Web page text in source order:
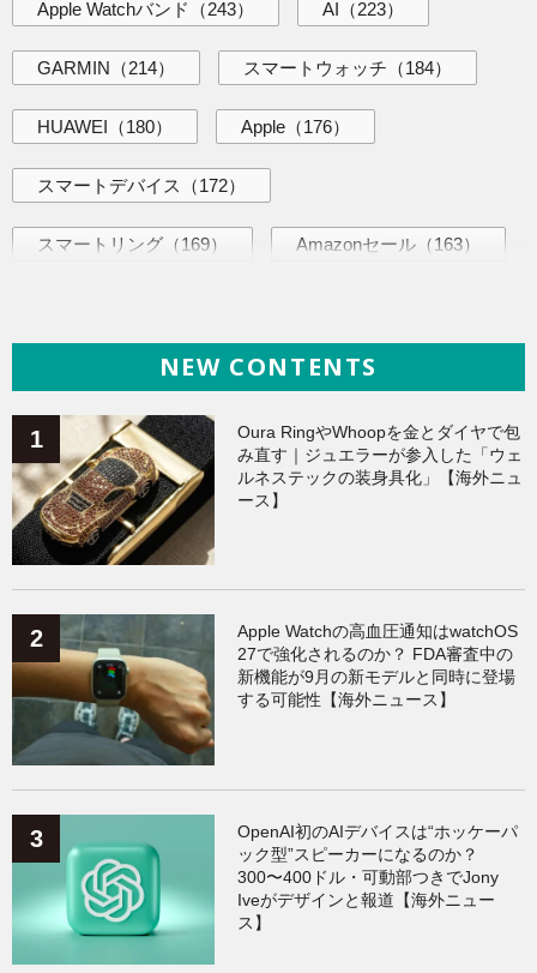
Apple Watchバンド （243） AI （223）
GARMIN （214） スマートウォッチ （184）
HUAWEI （180） Apple （176）
スマートデバイス （172）
スマートリング （169） Amazonセール （163）
ヘルスケア（140）
Galaxy（136）
ワークアウト（131）
AppleWatchアクセサリー
Xiaomi（119）
NEW CONTENTS
Oura RingやWhoopを金とダイヤで包
み直す｜ジュエラーが参入した「ウェ
ルネステックの装身具化」【海外ニュ
ース】
Apple Watchの高血圧通知はwatchOS
27で強化されるのか？ FDA審査中の
新機能が9月の新モデルと同時に登場
する可能性【海外ニュース】
OpenAI初のAIデバイスは“ホッケーパ
ック型”スピーカーになるのか？
300〜400ドル・可動部つきでJony
Iveがデザインと報道【海外ニュー
ス】